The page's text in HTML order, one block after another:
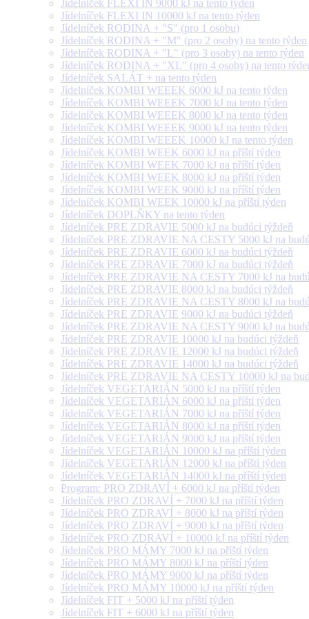
Jídelníček FLEXI IN 9000 kJ na tento týden
Jídelníček FLEXI IN 10000 kJ na tento týden
Jídelníček RODINA + "S" (pro 1 osobu)
Jídelníček RODINA + "M" (pro 2 osoby) na tento týden
Jídelníček RODINA + "L" (pro 3 osoby) na tento týden
Jídelníček RODINA + "XL" (pro 4 osoby) na tento
Jídelníček SALÁT + na tento týden
Jídelníček KOMBI WEEEK 6000 kJ na tento týden
Jídelníček KOMBI WEEEK 7000 kJ na tento týden
Jídelníček KOMBI WEEEK 8000 kJ na tento týden
Jídelníček KOMBI WEEEK 9000 kJ na tento týden
Jídelníček KOMBI WEEEK 10000 kJ na tento týden
Jídelníček KOMBI WEEK 6000 kJ na příští týden
Jídelníček KOMBI WEEK 7000 kJ na příští týden
Jídelníček KOMBI WEEK 8000 kJ na příští týden
Jídelníček KOMBI WEEK 9000 kJ na příští týden
Jídelníček KOMBI WEEK 10000 kJ na příští týden
Jídelníček DOPLŇKY na tento týden
Jídelníček PRE ZDRAVIE 5000 kJ na budúci týždeň
Jídelníček PRE ZDRAVIE NA CESTY 5000 kJ na
Jídelníček PRE ZDRAVIE 6000 kJ na budúci týždeň
Jídelníček PRE ZDRAVIE 7000 kJ na budúci týždeň
Jídelníček PRE ZDRAVIE NA CESTY 7000 kJ na
Jídelníček PRE ZDRAVIE 8000 kJ na budúci týždeň
Jídelníček PRE ZDRAVIE NA CESTY 8000 kJ na
Jídelníček PRE ZDRAVIE 9000 kJ na budúci týždeň
Jídelníček PRE ZDRAVIE NA CESTY 9000 kJ na
Jídelníček PRE ZDRAVIE 10000 kJ na budúci týždeň
Jídelníček PRE ZDRAVIE 12000 kJ na budúci týždeň
Jídelníček PRE ZDRAVIE 14000 kJ na budúci týždeň
Jídelníček PRE ZDRAVIE NA CESTY 10000 kJ na
Jídelníček VEGETARIÁN 5000 kJ na příští týden
Jídelníček VEGETARIÁN 6000 kJ na příští týden
Jídelníček VEGETARIÁN 7000 kJ na příští týden
Jídelníček VEGETARIÁN 8000 kJ na příští týden
Jídelníček VEGETARIÁN 9000 kJ na příští týden
Jídelníček VEGETARIÁN 10000 kJ na příští týden
Jídelníček VEGETARIÁN 12000 kJ na příští týden
Jídelníček VEGETARIÁN 14000 kJ na příští týden
Program: PRO ZDRAVÍ + 6000 kJ na příští týden
Jídelníček PRO ZDRAVÍ + 7000 kJ na příští týden
Jídelníček PRO ZDRAVÍ + 8000 kJ na příští týden
Jídelníček PRO ZDRAVÍ + 9000 kJ na příští týden
Jídelníček PRO ZDRAVÍ + 10000 kJ na příští týden
Jídelníček PRO MÁMY 7000 kJ na příští týden
Jídelníček PRO MÁMY 8000 kJ na příští týden
Jídelníček PRO MÁMY 9000 kJ na příští týden
Jídelníček PRO MÁMY 10000 kJ na příští týden
Jídelníček FIT + 5000 kJ na příští týden
Jídelníček FIT + 6000 kJ na příští týden